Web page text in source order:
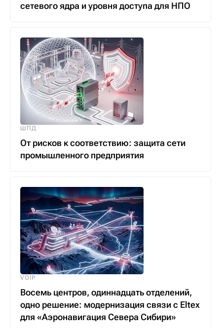
сетевого ядра и уровня доступа для НПО
ШПД
От рисков к соответствию: защита сети
промышленного предприятия
VOIP
Восемь центров, одиннадцать отделений,
одно решение: модернизация связи с Eltex
для «Аэронавигация Севера Сибири»